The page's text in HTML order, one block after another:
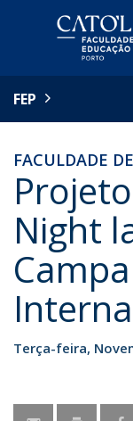
FEP
FACULDADE
Night
Terça-feira,